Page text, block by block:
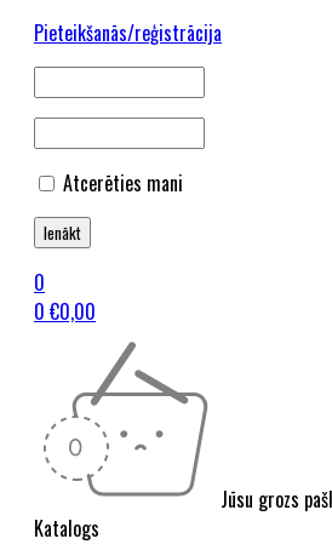
Pieteikšanās/reģistrācija
Atcerēties mani
0
0 €0,00
Jūsu grozs
Katalogs